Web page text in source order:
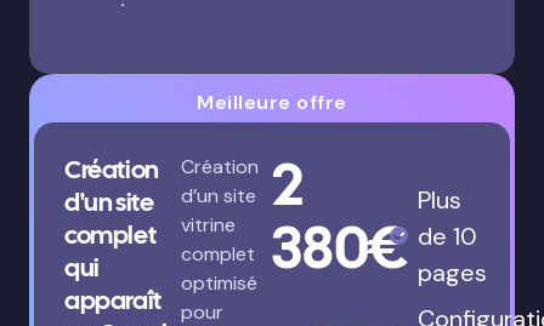
Meilleure offre
Création
d'un site
complet
qui
apparaît
Création
d’un site
vitrine
complet
optimisé
pour
2
380€
Plus
de 10
pages